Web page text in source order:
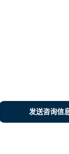
发送咨询信